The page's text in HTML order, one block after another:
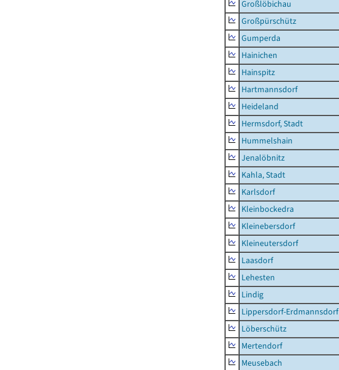
Großlöbichau
Großpürschütz
Gumperda
Hainichen
Hainspitz
Hartmannsdorf
Heideland
Hermsdorf, Stadt
Hummelshain
Jenalöbnitz
Kahla, Stadt
Karlsdorf
Kleinbockedra
Kleinebersdorf
Kleineutersdorf
Laasdorf
Lehesten
Lindig
Lippersdorf-Erdmannsdorf
Löberschütz
Mertendorf
Meusebach